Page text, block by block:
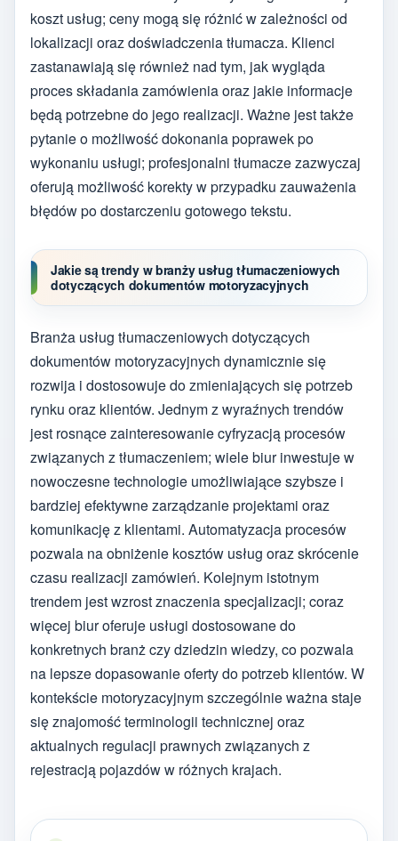
koszt usług; ceny mogą się różnić w zależności od
lokalizacji oraz doświadczenia tłumacza. Klienci
zastanawiają się również nad tym, jak wygląda
proces składania zamówienia oraz jakie informacje
będą potrzebne do jego realizacji. Ważne jest także
pytanie o możliwość dokonania poprawek po
wykonaniu usługi; profesjonalni tłumacze zazwyczaj
oferują możliwość korekty w przypadku zauważenia
błędów po dostarczeniu gotowego tekstu.
Jakie są trendy w branży usług tłumaczeniowych
dotyczących dokumentów motoryzacyjnych
Branża usług tłumaczeniowych dotyczących
dokumentów motoryzacyjnych dynamicznie się
rozwija i dostosowuje do zmieniających się potrzeb
rynku oraz klientów. Jednym z wyraźnych trendów
jest rosnące zainteresowanie cyfryzacją procesów
związanych z tłumaczeniem; wiele biur inwestuje w
nowoczesne technologie umożliwiające szybsze i
bardziej efektywne zarządzanie projektami oraz
komunikację z klientami. Automatyzacja procesów
pozwala na obniżenie kosztów usług oraz skrócenie
czasu realizacji zamówień. Kolejnym istotnym
trendem jest wzrost znaczenia specjalizacji; coraz
więcej biur oferuje usługi dostosowane do
konkretnych branż czy dziedzin wiedzy, co pozwala
na lepsze dopasowanie oferty do potrzeb klientów. W
kontekście motoryzacyjnym szczególnie ważna staje
się znajomość terminologii technicznej oraz
aktualnych regulacji prawnych związanych z
rejestracją pojazdów w różnych krajach.